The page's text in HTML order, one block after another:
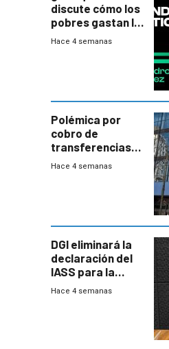
discute cómo los
pobres gastan la
plata?
Hace 4 semanas
Polémica por
cobro de
transferencias
del Mides en
Hace 4 semanas
DGI eliminará la
declaración del
IASS para la
mayoría de los
Hace 4 semanas